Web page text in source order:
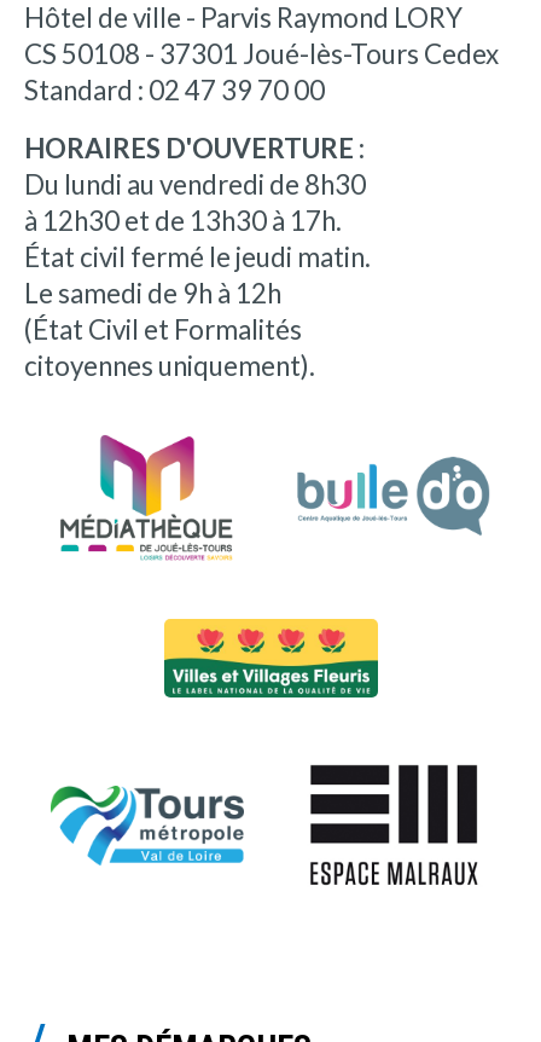
Hôtel de ville - Parvis Raymond LORY
CS 50108 - 37301 Joué-lès-Tours Cedex
Standard : 02 47 39 70 00
HORAIRES D'OUVERTURE :
Du lundi au vendredi de 8h30
à 12h30 et de 13h30 à 17h.
État civil fermé le jeudi matin.
Le samedi de 9h à 12h
(État Civil et Formalités
citoyennes uniquement).